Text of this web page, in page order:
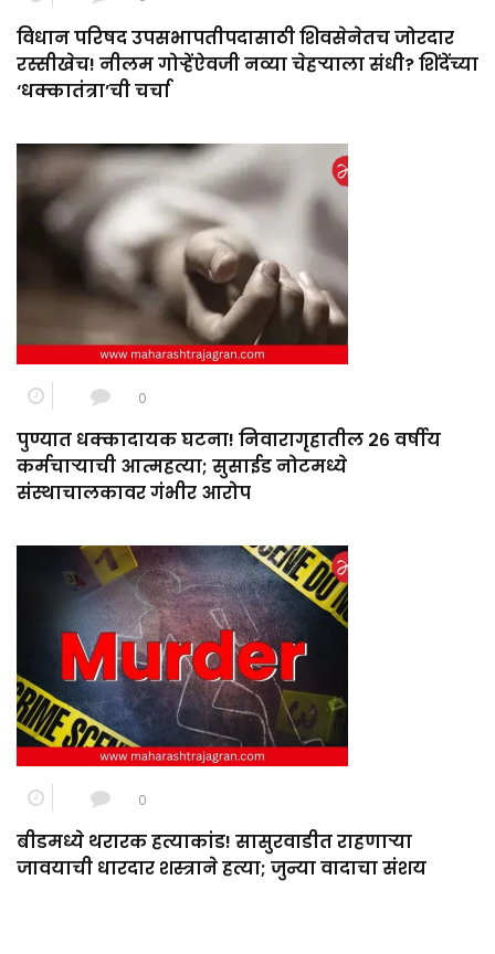
विधान परिषद उपसभापतीपदासाठी शिवसेनेतच जोरदार
रस्सीखेच! नीलम गोऱ्हेंऐवजी नव्या चेहऱ्याला संधी? शिंदेंच्या
‘धक्कातंत्रा’ची चर्चा
0
पुण्यात धक्कादायक घटना! निवारागृहातील २६ वर्षीय
कर्मचाऱ्याची आत्महत्या; सुसाईड नोटमध्ये
संस्थाचालकावर गंभीर आरोप
0
बीडमध्ये थरारक हत्याकांड! सासुरवाडीत राहणाऱ्या
जावयाची धारदार शस्त्राने हत्या; जुन्या वादाचा संशय